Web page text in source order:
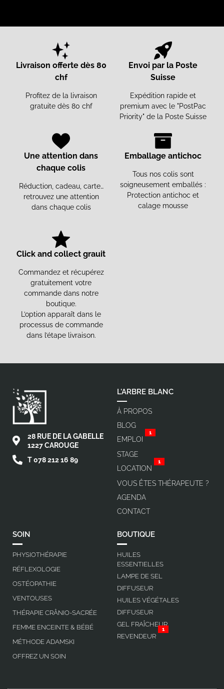
Livraison offerte dès 80
chf
Profitez de la livraison
gratuite dès 80 chf
Emballage antichoc
Tous nos colis sont
soigneusement emballés :
Protection antichoc et
calage mousse
Une attention dans
chaque colis
Réduction, cadeau, carte…
retrouvez une attention
dans chaque colis
Click and collect grauit
Commandez et récupérez
gratuitement votre
commande dans notre
boutique.
L’option apparaît dans le
processus de commande
dans l’étape livraison.
Envoi par la Poste
Suisse
Expédition rapide et
premium avec le "PostPac
Priority" de la Poste Suisse
28 RUE DE LA GABELLE
1227 CAROUGE
T 078 212 16 89
L'ARBRE BLANC
À PROPOS
BLOG
EMPLOI
1
STAGE
LOCATION
1
VOUS ÊTES THÉRAPEUTE ?
AGENDA
CONTACT
SOIN
PHYSIOTHÉRAPIE
RÉFLEXOLOGIE
OSTÉOPATHIE
VENTOUSES
THÉRAPIE CRÂNIO-SACRÉE
FEMME ENCEINTE & BÉBÉ
MÉTHODE ADAMSKI
OFFREZ UN SOIN
BOUTIQUE
HUILES
ESSENTIELLES
LAMPE DE SEL
DIFFUSEUR
HUILES VÉGÉTALES
DIFFUSEUR
GEL FRAÎCHEUR
REVENDEUR
1